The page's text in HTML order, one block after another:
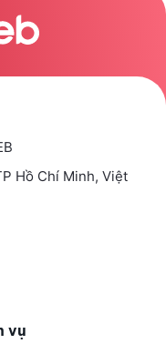
Hồ Chí Minh, Việt
vụ